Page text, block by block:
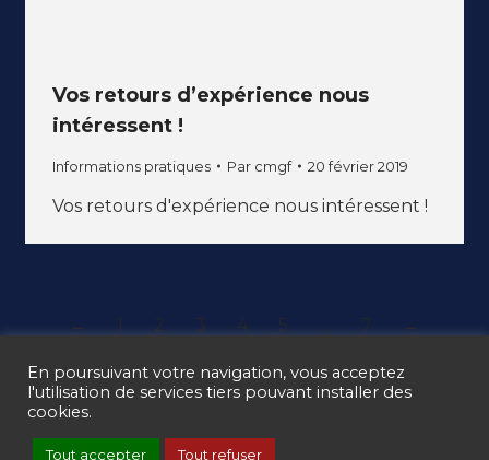
Vos retours d’expérience nous
intéressent !
Informations pratiques Par cmgf 20 février 2019
Vos retours d'expérience nous intéressent !
← 1 2 3 4 5 … 7 →
Ⓒ CMGF 2017 - 2025 -Mentions légales
En poursuivant votre navigation, vous acceptez
l'utilisation de services tiers pouvant installer des
cookies.
Tout accepter Tout refuser